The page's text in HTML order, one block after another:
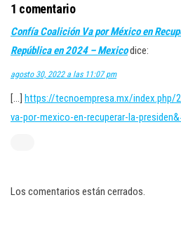
1 comentario
Confía Coalición Va por México en
República en 2024 – Mexicodice:
agosto 30, 2022 a las 11:07 pm
[…] https://tecnoempresa.mx/
va-por-mexico-en-recuperar-la-
Los comentarios están cerrados.